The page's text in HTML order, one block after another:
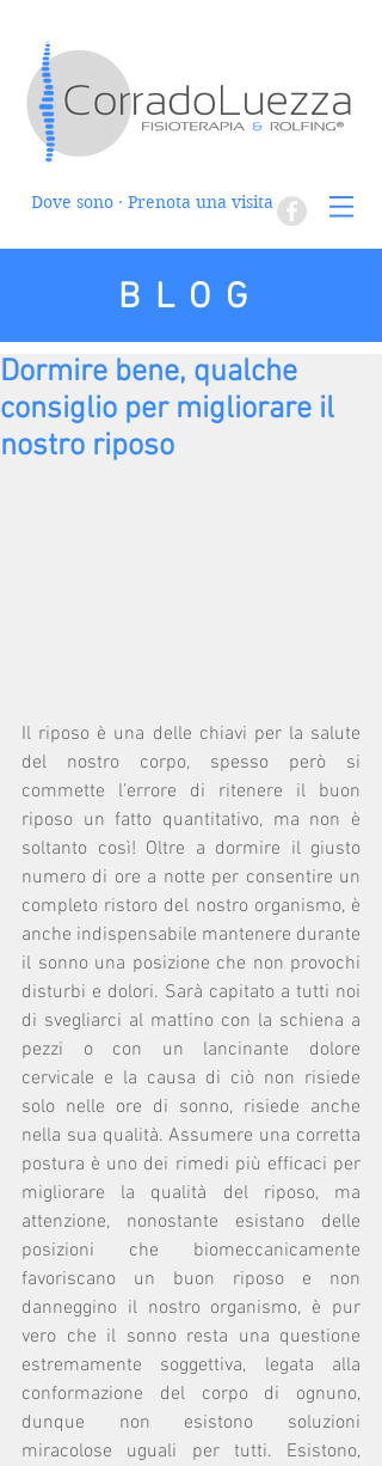
Dove sono · Prenota una visita
BLOG
Dormire bene, qualche
consiglio per migliorare il
nostro riposo
Il riposo è una delle chiavi per la salute
del nostro corpo, spesso però si
commette l’errore di ritenere il buon
riposo un fatto quantitativo, ma non è
soltanto così! Oltre a dormire il giusto
numero di ore a notte per consentire un
completo ristoro del nostro organismo, è
anche indispensabile mantenere durante
il sonno una posizione che non provochi
disturbi e dolori. Sarà capitato a tutti noi
di svegliarci al mattino con la schiena a
pezzi o con un lancinante dolore
cervicale e la causa di ciò non risiede
solo nelle ore di sonno, risiede anche
nella sua qualità. Assumere una corretta
postura è uno dei rimedi più efficaci per
migliorare la qualità del riposo, ma
attenzione, nonostante esistano delle
posizioni che biomeccanicamente
favoriscano un buon riposo e non
danneggino il nostro organismo, è pur
vero che il sonno resta una questione
estremamente soggettiva, legata alla
conformazione del corpo di ognuno,
dunque non esistono soluzioni
miracolose uguali per tutti. Esistono,